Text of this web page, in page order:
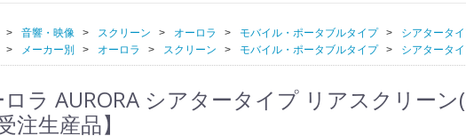
音響・映像 スクリーン オーロラ モバイル・ポータブルタイプ
シアタータ
メーカー別 オーロラ スクリーン モバイル・ポータブルタイプ シアタータ
ラ AURORA シアタータイプ リアスクリー
注生産品】